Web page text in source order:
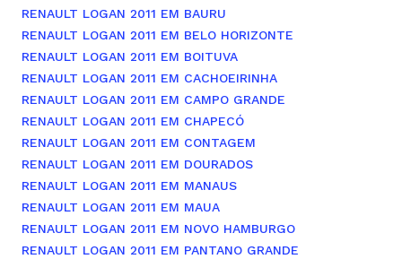
RENAULT LOGAN 2011 EM BAURU
RENAULT LOGAN 2011 EM BELO HORIZONTE
RENAULT LOGAN 2011 EM BOITUVA
RENAULT LOGAN 2011 EM CACHOEIRINHA
RENAULT LOGAN 2011 EM CAMPO GRANDE
RENAULT LOGAN 2011 EM CHAPECÓ
RENAULT LOGAN 2011 EM CONTAGEM
RENAULT LOGAN 2011 EM DOURADOS
RENAULT LOGAN 2011 EM MANAUS
RENAULT LOGAN 2011 EM MAUA
RENAULT LOGAN 2011 EM NOVO HAMBURGO
RENAULT LOGAN 2011 EM PANTANO GRANDE